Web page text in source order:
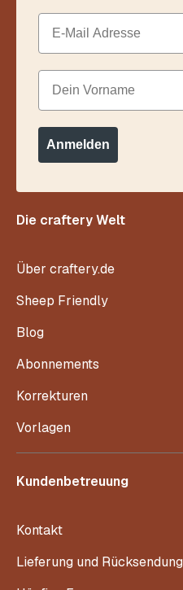
Die craftery Welt
Über craftery.de
Sheep Friendly
Blog
Abonnements
Korrekturen
Vorlagen
Kundenbetreuung
Kontakt
Lieferung und Rücksendung
Email
Dein Vorname
Anmelden